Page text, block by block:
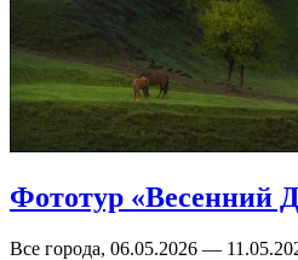
Фототур «Весенний
Все города, 06.05.2026 —